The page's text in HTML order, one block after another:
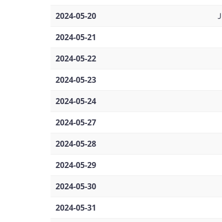
2024-05-20
2024-05-21
2024-05-22
2024-05-23
2024-05-24
2024-05-27
2024-05-28
2024-05-29
2024-05-30
2024-05-31